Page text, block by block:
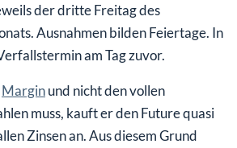
der dritte Freitag des
Ausnahmen bilden Feiertage. In
am Tag zuvor.
Marginund nicht den vollen
muss, kauft er den Future quasi
Zinsen an. Aus diesem Grund